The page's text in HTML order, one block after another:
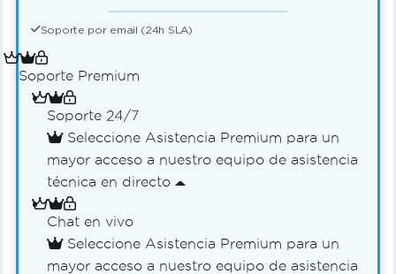
Soporte por email (24h SLA)
Soporte Premium
Soporte 24/7
Seleccione Asistencia Premium para un
mayor acceso a nuestro equipo de asistencia
técnica en directo
Chat en vivo
Seleccione Asistencia Premium para un
mayor acceso a nuestro equipo de asistencia